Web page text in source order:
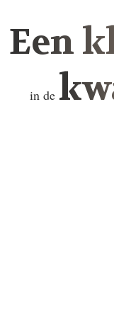
Een
in de